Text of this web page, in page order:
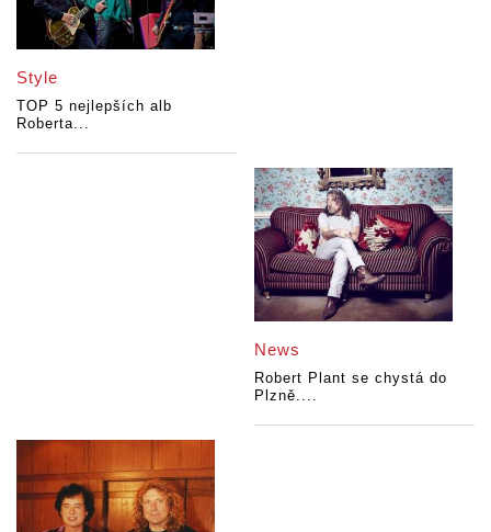
Style
TOP 5 nejlepších alb
Roberta...
News
Robert Plant se chystá do
Plzně....